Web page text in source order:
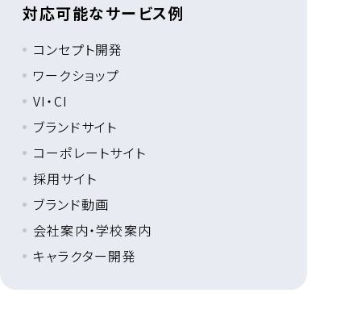
対応可能なサービス例
コンセプト開発
ワークショップ
VI・CI
ブランドサイト
コーポレートサイト
採用サイト
ブランド動画
会社案内・学校案内
キャラクター開発